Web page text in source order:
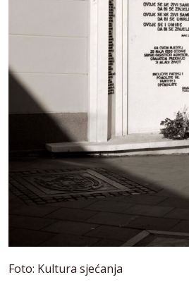
Foto: Kultura sjećanja